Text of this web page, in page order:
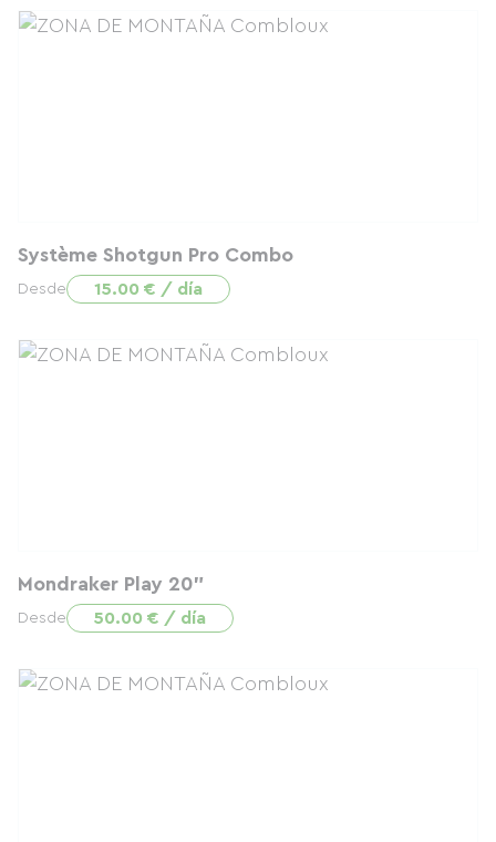
Système Shotgun Pro Combo
Desde 15.00 € / día
Mondraker Play 20"
Desde 50.00 € / día